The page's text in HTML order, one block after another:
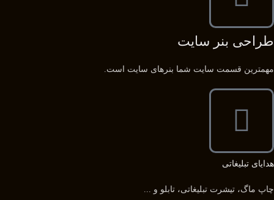
طراحی بنر سایت
مهمترین قسمت سایت شما بنرهای سایت است.
هدایای تبلیغاتی
چاپ ماگ، تیشرت تبلیغاتی، تابلو و ...